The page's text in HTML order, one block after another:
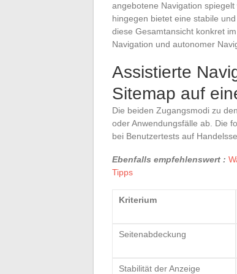
angebotene Navigation
hingegen bietet eine stabile
diese Gesamtansicht konkret
Navigation und autonomer
Assistierte
Sitemap auf
Die beiden Zugangsmodi zu
oder Anwendungsfälle ab. Die
bei Benutzertests auf
Ebenfalls empfehlenswert :
Tipps
Kriterium
Seitenabdeckung
Stabilität der Anzeige